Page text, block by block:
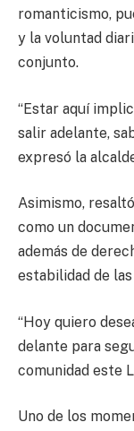
romanticismo,
y la voluntad
conjunto.
“Estar aquí
salir adelante,
expresó la
Asimismo,
como un
además de
estabilidad de
“Hoy quiero
delante para
comunidad este
Uno de los